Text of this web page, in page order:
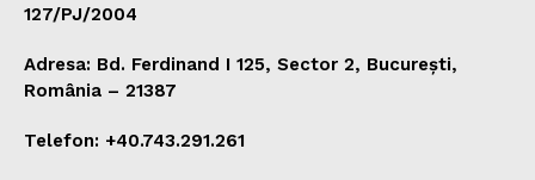
127/PJ/2004
Adresa: Bd. Ferdinand I 125, Sector 2, București,
România – 21387
Telefon: +40.743.291.261